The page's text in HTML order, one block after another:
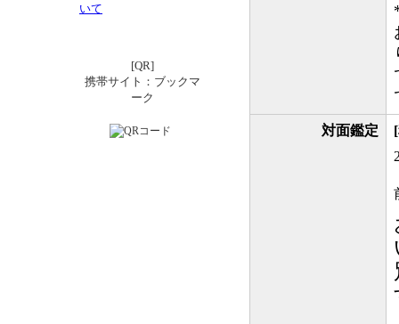
対面鑑定
いて
[QR]
携帯サイト：ブックマ
ーク